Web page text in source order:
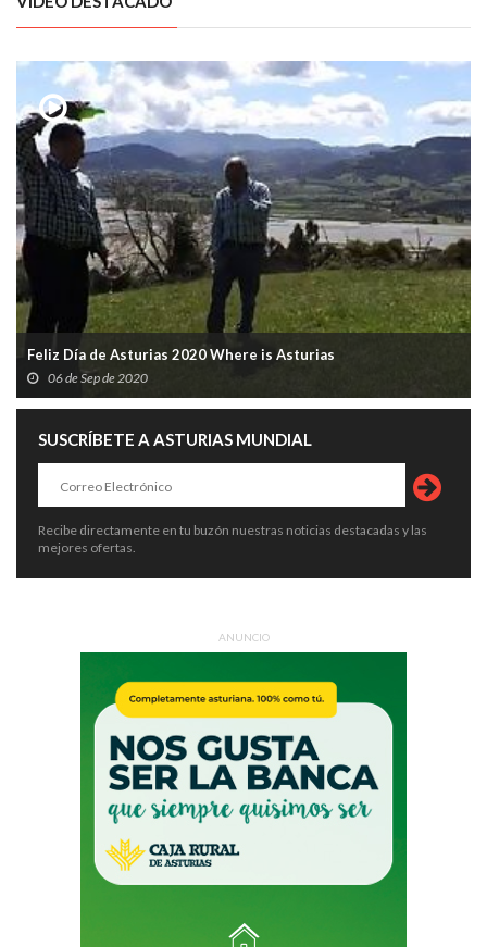
Feliz Día de Asturias 2020 Where is Asturias
06 de Sep de 2020
SUSCRÍBETE A ASTURIAS MUNDIAL
Recibe directamente en tu buzón nuestras noticias destacadas y las
mejores ofertas.
ANUNCIO